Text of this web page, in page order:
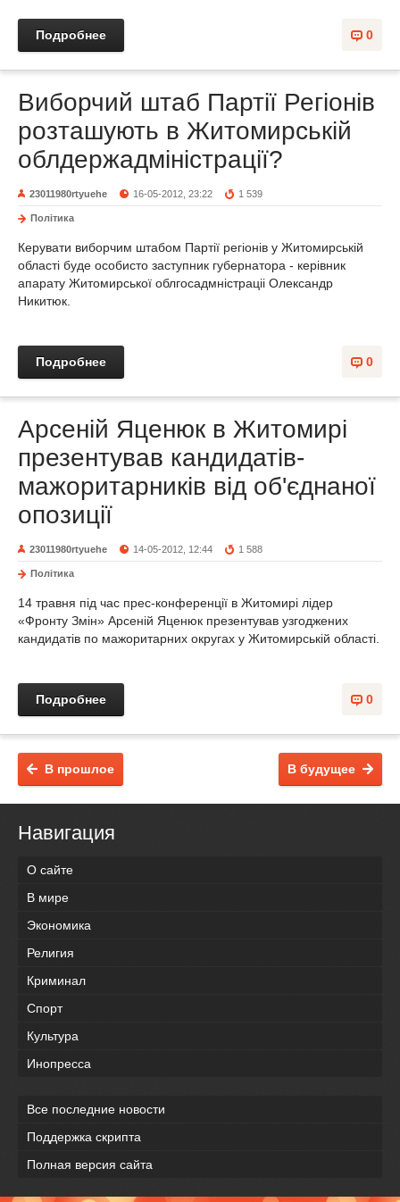
0
Подробнее
Виборчий штаб Партії Регіонів
розташують в Житомирській
облдержадміністрації?
23011980rtyuehe 16-05-2012, 23:22 1 539
Політика
Керувати виборчим штабом Партії регіонів у Житомирській
області буде особисто заступник губернатора - керівник
апарату Житомирської облгосадмністраціі Олександр
Никитюк.
0
Подробнее
Арсеній Яценюк в Житомирі
презентував кандидатів-
мажоритарників від об'єднаної
опозиції
23011980rtyuehe 14-05-2012, 12:44 1 588
Політика
14 травня під час прес-конференції в Житомирі лідер
«Фронту Змін» Арсеній Яценюк презентував узгоджених
кандидатів по мажоритарних округах у Житомирській області.
0
Подробнее
В будущее
В прошлое
Навигация
О сайте
В мире
Экономика
Религия
Криминал
Спорт
Культура
Инопресса
Все последние новости
Поддержка скрипта
Полная версия сайта